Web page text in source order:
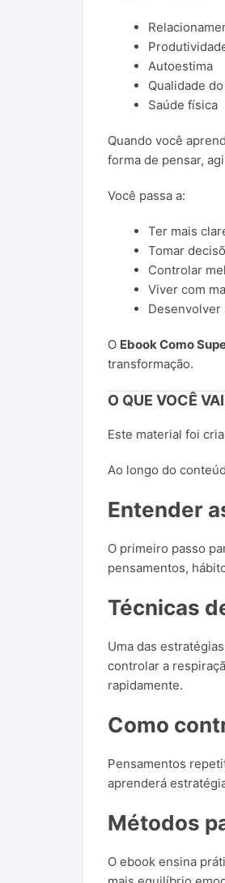
Autoestima
Qualidade
Saúde física
Quando você
forma de pensar,
Você passa a:
Ter mais
Tomar
Controlar
Viver com
Desenvolver
O Ebook Como
transformação.
O QUE VOCÊ
Este material foi
Ao longo do
Entender
O primeiro passo
pensamentos,
Técnicas
Uma das
controlar a
rapidamente.
Como
Pensamentos
aprenderá
Métodos
O ebook ensina